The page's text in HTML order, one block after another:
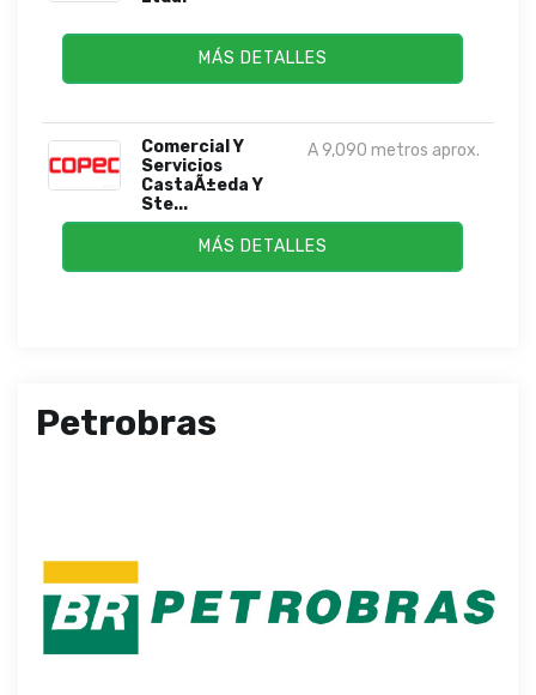
MÁS DETALLES
Comercial Y
Servicios
CastaÃ±eda Y
Ste...
A 9,090 metros aprox.
MÁS DETALLES
Petrobras